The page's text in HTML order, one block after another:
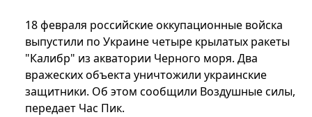
18 февраля российские оккупационные войска
выпустили по Украине четыре крылатых ракеты
"Калибр" из акватории Черного моря. Два
вражеских объекта уничтожили украинские
защитники. Об этом сообщили Воздушные силы,
передает Час Пик.